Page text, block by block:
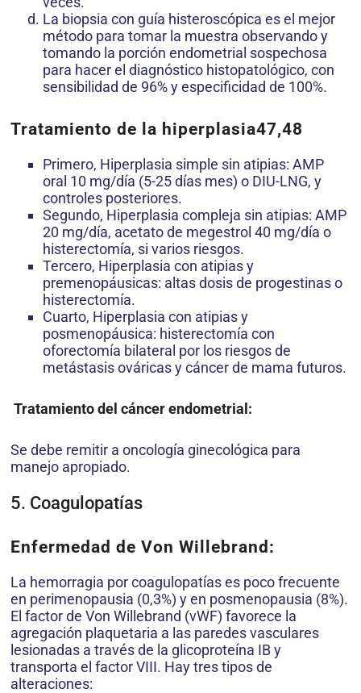
La biopsia con guía histeroscópica es el mejor
método para tomar la muestra observando y
tomando la porción endometrial sospechosa
para hacer el diagnóstico histopatológico, con
sensibilidad de 96% y especificidad de 100%.
Tratamiento de la hiperplasia47,48
Primero, Hiperplasia simple sin atipias: AMP
oral 10 mg/día (5-25 días mes) o DIU-LNG, y
controles posteriores.
Segundo, Hiperplasia compleja sin atipias: AMP
20 mg/día, acetato de megestrol 40 mg/día o
histerectomía, si varios riesgos.
Tercero, Hiperplasia con atipias y
premenopáusicas: altas dosis de progestinas o
histerectomía.
Cuarto, Hiperplasia con atipias y
posmenopáusica: histerectomía con
oforectomía bilateral por los riesgos de
metástasis ováricas y cáncer de mama futuros.
Tratamiento del cáncer endometrial:
Se debe remitir a oncología ginecológica para
manejo apropiado.
5. Coagulopatías
Enfermedad de Von Willebrand:
La hemorragia por coagulopatías es poco frecuente
en perimenopausia (0,3%) y en posmenopausia (8%).
El factor de Von Willebrand (vWF) favorece la
agregación plaquetaria a las paredes vasculares
lesionadas a través de la glicoproteína IB y
transporta el factor VIII. Hay tres tipos de
alteraciones: